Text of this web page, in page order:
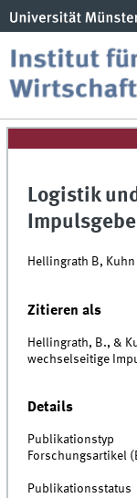
Logistik
Hellingrath B, Kuhn
Zitieren als
Hellingrath, B., &
wechselseitige
Details
Publikationstyp
Forschungsartikel
Publikationsstatus